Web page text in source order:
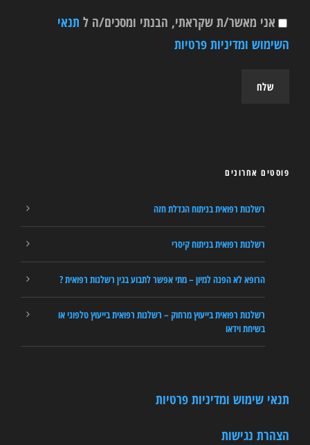
אני מאשר/ת שקראתי, הבנתי ומסכים/ה ל תנאי
השימוש ומדיניות פרטיות
פוסטים אחרונים
רשלנות רפואית בניתוח הגדלת חזה
רשלנות רפואית בניתוח קיסרי
הרופא לא הפנה למיון – מתי אפשר לתבוע בגין רשלנות רפואית ?
רשלנות רפואית בייעוץ מרחוק – רשלנות רפואית בייעוץ טלפוני או
בשיחת וידאו
תנאי שימוש ומדיניות פרטיות
הצהרת נגישות